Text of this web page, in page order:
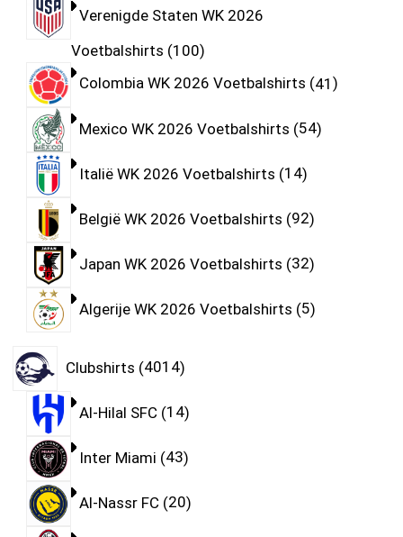
Verenigde Staten WK 2026
Voetbalshirts 100
Colombia WK 2026 Voetbalshirts 41
Mexico WK 2026 Voetbalshirts 54
Italië WK 2026 Voetbalshirts 14
België WK 2026 Voetbalshirts 92
Japan WK 2026 Voetbalshirts 32
Algerije WK 2026 Voetbalshirts 5
Clubshirts 4014
Al-Hilal SFC 14
Inter Miami 43
Al-Nassr FC 20